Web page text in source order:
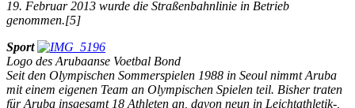
19. Februar 2013 wurde die Straßenbahnlinie in Betrieb
genommen.[5]
Sport
Logo des Arubaanse Voetbal Bond
Seit den Olympischen Sommerspielen 1988 in Seoul nimmt Aruba
mit einem eigenen Team an Olympischen Spielen teil. Bisher traten
für Aruba insgesamt 18 Athleten an, davon neun in Leichtathletik-,